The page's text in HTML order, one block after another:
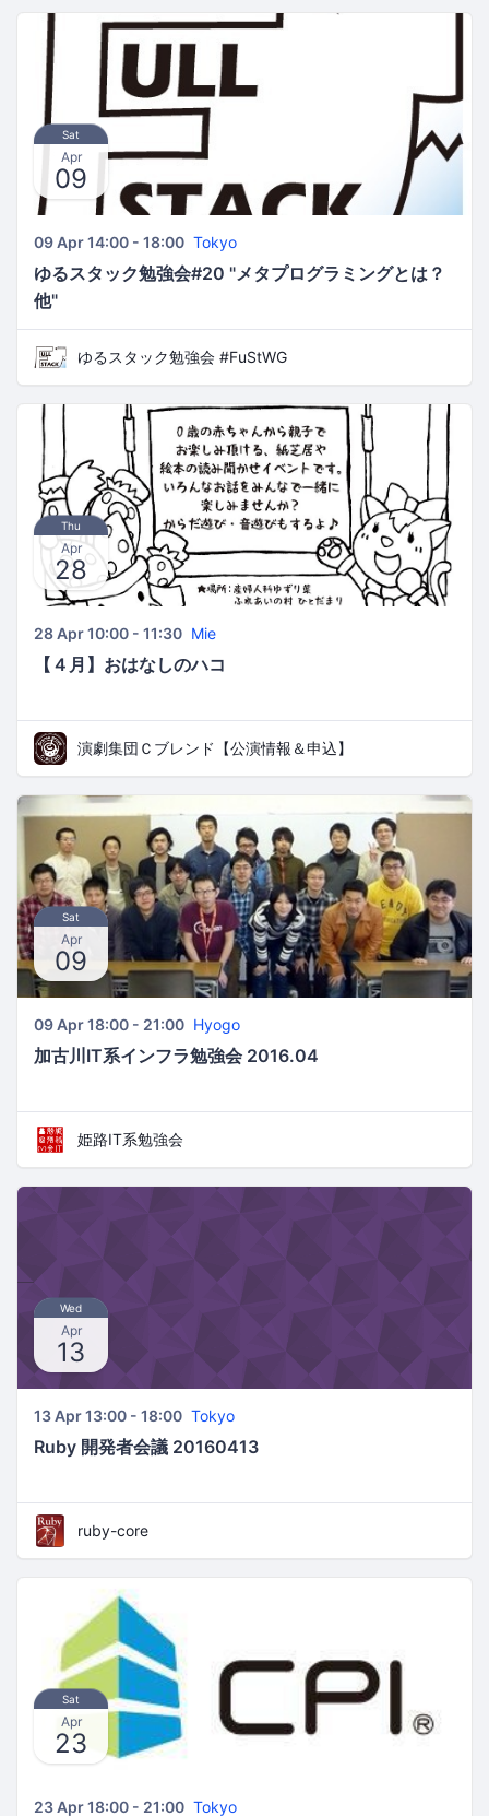
Sat
Apr
09
09 Apr 14:00 - 18:00 Tokyo
ゆるスタック勉強会#20 "メタプログラミングとは？
他"
ゆるスタック勉強会 #FuStWG
Thu
Apr
28
28 Apr 10:00 - 11:30 Mie
【４月】おはなしのハコ
演劇集団Ｃブレンド【公演情報＆申込】
Sat
Apr
09
09 Apr 18:00 - 21:00 Hyogo
加古川IT系インフラ勉強会 2016.04
姫路IT系勉強会
Wed
Apr
13
13 Apr 13:00 - 18:00 Tokyo
Ruby 開発者会議 20160413
ruby-core
Sat
Apr
23
23 Apr 18:00 - 21:00 Tokyo